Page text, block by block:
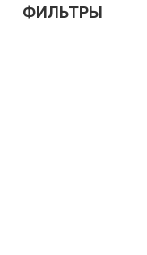
ФИЛЬТРЫ